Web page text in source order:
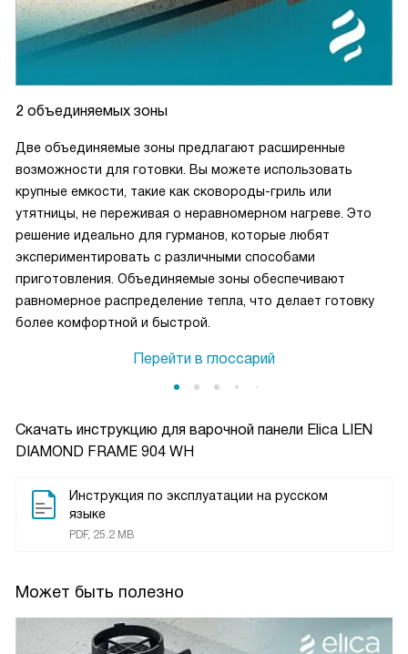
Скачать инструкцию для варочной панели Elica LIEN
DIAMOND FRAME 904 WH
Инструкция по эксплуатации на русском
языке
PDF, 25.2 MB
Может быть полезно
2 объединяемых зоны
Две объединяемые зоны предлагают расширенные
возможности для готовки. Вы можете использовать
крупные емкости, такие как сковороды-гриль или
утятницы, не переживая о неравномерном нагреве. Это
решение идеально для гурманов, которые любят
экспериментировать с различными способами
приготовления. Объединяемые зоны обеспечивают
равномерное распределение тепла, что делает готовку
более комфортной и быстрой.
Перейти в глоссарий